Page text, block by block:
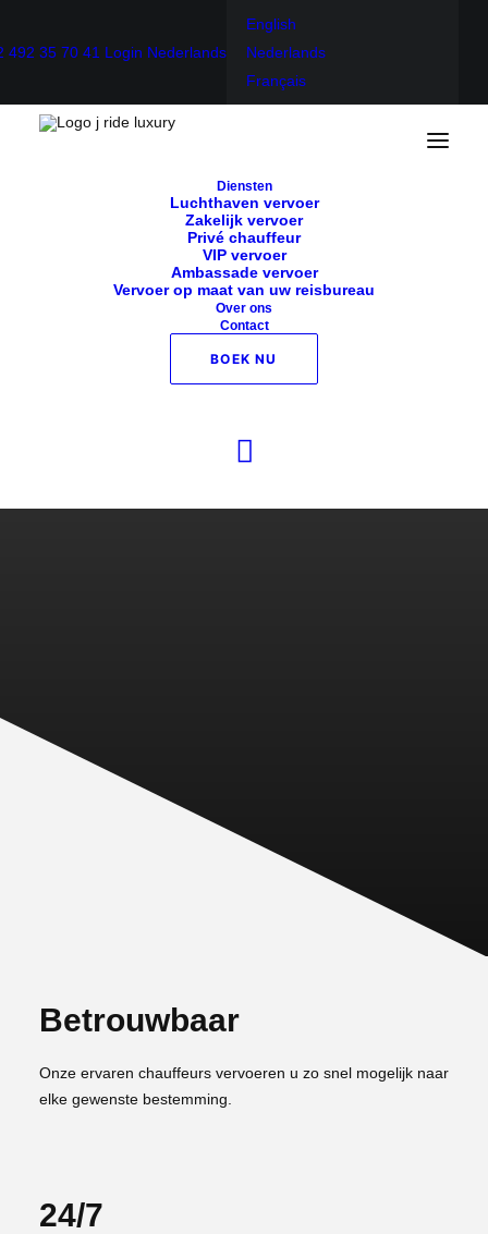
492 35 70 41 Login Nederlands
English
Nederlands
Français
Diensten
Luchthaven vervoer
Zakelijk vervoer
Privé chauffeur
VIP vervoer
Ambassade vervoer
Vervoer op maat van uw reisbureau
Over ons
Contact
BOEK NU
BEREKEN UW PRIJS OF BEL
Betrouwbaar
Onze ervaren chauffeurs vervoeren u zo snel mogelijk naar
elke gewenste bestemming.
24/7